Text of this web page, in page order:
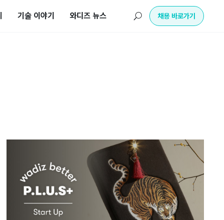
기술 이야기 와디즈 뉴스 U 채용 바로가기